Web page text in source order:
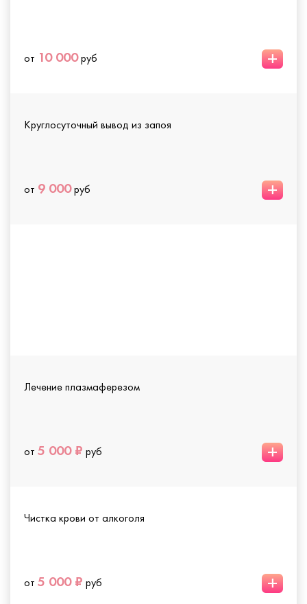
от 10 000руб +
Круглосуточный вывод из запоя
от 9 000руб +
Лечение плазмаферезом
от 5 000 ₽ руб +
Чистка крови от алкоголя
от 5 000 ₽ руб +